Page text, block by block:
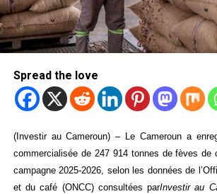
Spread the love
(Investir au Cameroun) – Le Cameroun a
commercialisée de 247 914 tonnes de fèves de
campagne 2025-2026, selon les données de
et du café (ONCC) consultées parInvestir au